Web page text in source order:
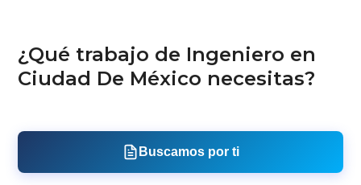
¿Qué trabajo de Ingeniero en
Ciudad De México necesitas?
Buscamos por ti